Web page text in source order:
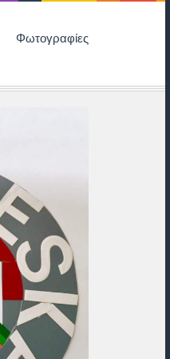
Φωτογραφίες